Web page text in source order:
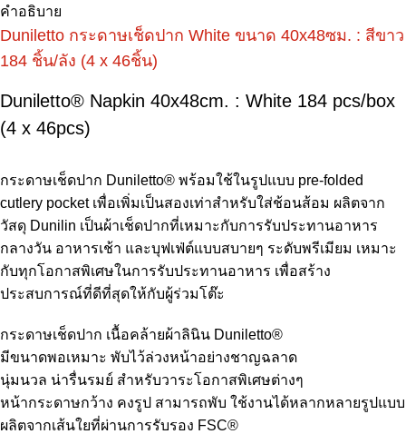
คำอธิบาย
Duniletto กระดาษเช็ดปาก White ขนาด 40x48ซม. : สีขาว
184 ชิ้น/ลัง (4 x 46ชิ้น)
Duniletto® Napkin 40x48cm. : White 184 pcs/box
(4 x 46pcs)
กระดาษเช็ดปาก Duniletto® พร้อมใช้ในรูปแบบ pre-folded
cutlery pocket เพื่อเพิ่มเป็นสองเท่าสำหรับใส่ช้อนส้อม ผลิตจาก
วัสดุ Dunilin เป็นผ้าเช็ดปากที่เหมาะกับการรับประทานอาหาร
กลางวัน อาหารเช้า และบุฟเฟ่ต์แบบสบายๆ ระดับพรีเมียม เหมาะ
กับทุกโอกาสพิเศษในการรับประทานอาหาร เพื่อสร้าง
ประสบการณ์ที่ดีที่สุดให้กับผู้ร่วมโต๊ะ
กระดาษเช็ดปาก เนื้อคล้ายผ้าลินิน Duniletto®
มีขนาดพอเหมาะ พับไว้ล่วงหน้าอย่างชาญฉลาด
นุ่มนวล น่ารื่นรมย์ สำหรับวาระโอกาสพิเศษต่างๆ
หน้ากระดาษกว้าง คงรูป สามารถพับ ใช้งานได้หลากหลายรูปแบบ
ผลิตจากเส้นใยที่ผ่านการรับรอง FSC®